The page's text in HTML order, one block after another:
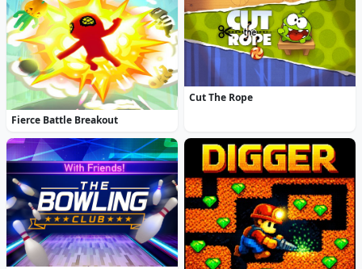
Fierce Battle Breakout
Cut The Rope